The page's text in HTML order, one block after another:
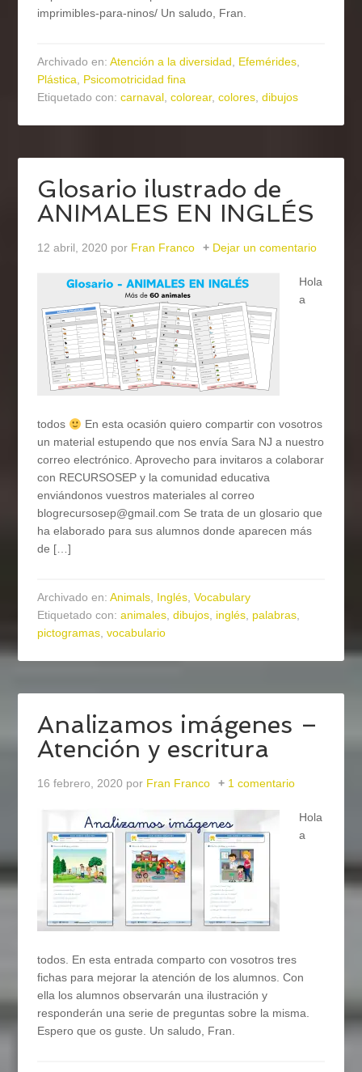
imprimibles-para-ninos/ Un saludo, Fran.
Archivado en:Atención a la diversidad, Efemérides,
Plástica, Psicomotricidad fina
Etiquetado con:carnaval,colorear,colores,dibujos
Glosario ilustrado de
ANIMALES EN INGLÉS
12 abril, 2020 por Fran Franco Dejar un comentario
Hola
a
todos
En esta ocasión quiero compartir con vosotros
un material estupendo que nos envía Sara NJ a nuestro
correo electrónico. Aprovecho para invitaros a colaborar
con RECURSOSEP y la comunidad educativa
enviándonos vuestros materiales al correo
blogrecursosep@gmail.com Se trata de un glosario que
ha elaborado para sus alumnos donde aparecen más
de […]
Archivado en:Animals, Inglés,Vocabulary
Etiquetado con:animales,dibujos, inglés, palabras,
pictogramas,vocabulario
Analizamos imágenes –
Atención y escritura
16 febrero, 2020 por Fran Franco 1 comentario
Hola
a
todos. En esta entrada comparto con vosotros tres
fichas para mejorar la atención de los alumnos. Con
ella los alumnos observarán una ilustración y
responderán una serie de preguntas sobre la misma.
Espero que os guste. Un saludo, Fran.